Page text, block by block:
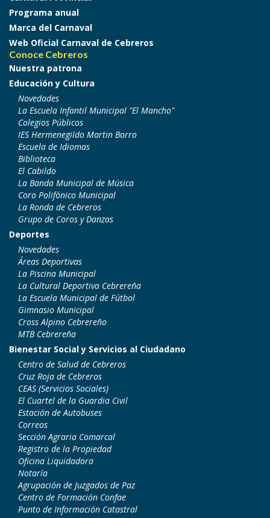
Programa anual
Marca del Carnaval
Web Oficial Carnaval de Cebreros
Conoce Cebreros
Nuestra patrona
Educación y Cultura
Novedades
La Escuela Infantil Municipal "El Mancho"
Colegios Públicos
IES Hermenegildo Martin Borro
Escuela de Idiomas
Biblioteca
El Cabildo
La Banda Municipal de Música
Coro Polifónico Municipal
La Ronda de Cebreros
Grupo de Coros y Danzas
Deportes
Novedades
Áreas Deportivas
La Piscina Municipal
La Cultural Deportiva Cebrereña
La Escuela Municipal de Fútbol
Gimnasio Municipal
Cross Alpino Cebrereño
MTB Cebrereña
Bienestar Social y Servicios al Ciudadano
Centro de Salud de Cebreros
Cruz Roja de Cebreros
CEAS (Servicios Sociales)
El Cuartel de la Guardia Civil
Estación de Autobuses
Correos
Sección Agraria Comarcal
Registro de la Propiedad
Oficina Liquidadora
Notaría
Agrupación de Juzgados de Paz
Centro de Formación Confae
Punto de Información Catastral